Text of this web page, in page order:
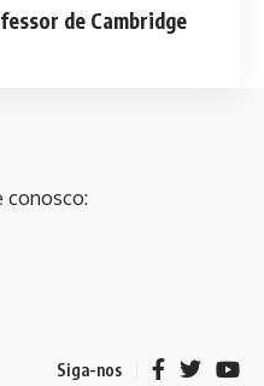
de Cambridge
conosco:
Siga-nos